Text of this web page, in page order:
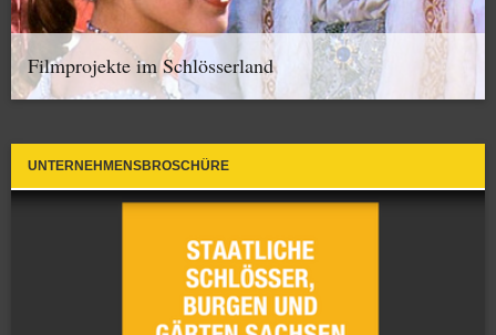
Filmprojekte im Schlösserland
UNTERNEHMENSBROSCHÜRE